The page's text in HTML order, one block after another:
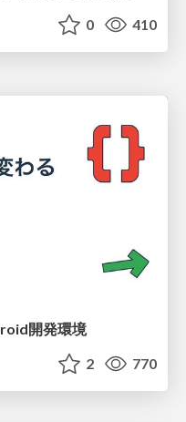
0 410
開発環境
2 770